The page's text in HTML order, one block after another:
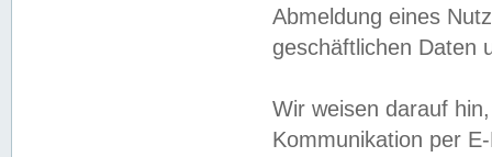
Abmeldung eines
geschäftlichen Daten
Wir weisen darauf
Kommunikation per